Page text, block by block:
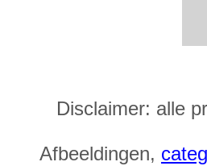
Disclaimer: alle
Afbeeldingen,